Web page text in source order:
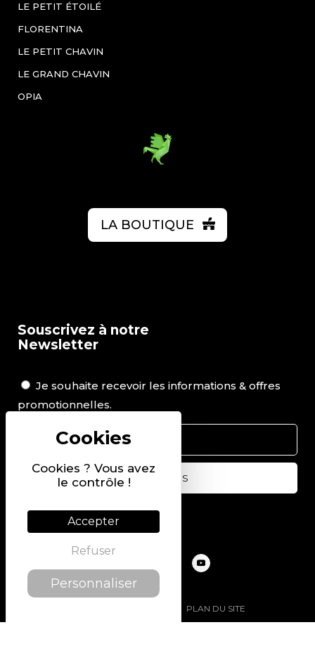
Cookies ? Vous avez
le contrôle !
Accepter
Refuser
Personnaliser
LE PETIT ÉTOILÉ
FLORENTINA
LE PETIT CHAVIN
LE GRAND CHAVIN
OPIA
LA BOUTIQUE
Souscrivez à notre
Newsletter
Je souhaite recevoir les informations & offres
promotionnelles.
Suivez-nous sur
PLAN DU SITE